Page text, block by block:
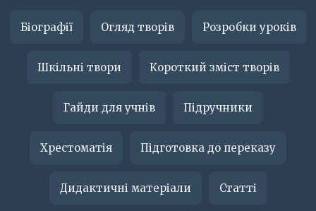
Біографії Огляд творів Розробки уроків
Шкільні твори Короткий зміст творів
Гайди для учнів Підручники
Хрестоматія Підготовка до переказу
Дидактичні матеріали Статті